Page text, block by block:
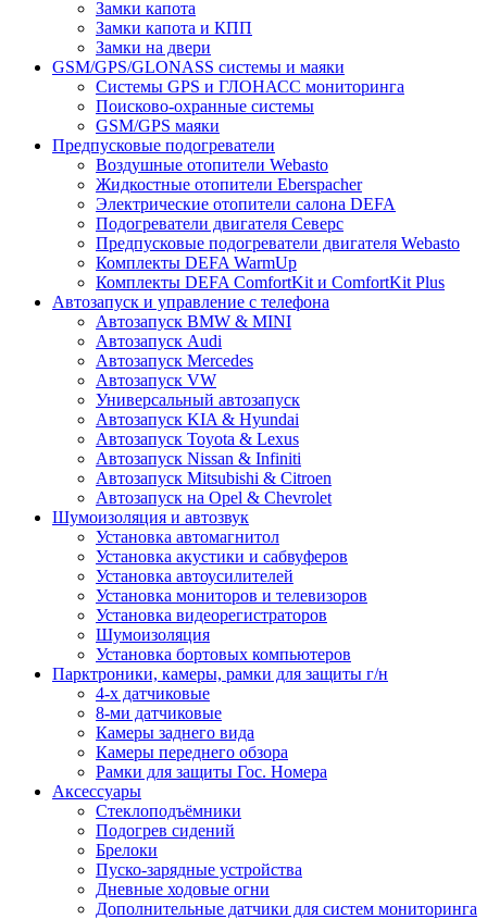
Замки капота
Замки капота и КПП
Замки на двери
GSM/GPS/GLONASS системы и маяки
Системы GPS и ГЛОНАСС мониторинга
Поисково-охранные системы
GSM/GPS маяки
Предпусковые подогреватели
Воздушные отопители Webasto
Жидкостные отопители Eberspacher
Электрические отопители салона DEFA
Подогреватели двигателя Северс
Предпусковые подогреватели двигателя Webasto
Комплекты DEFA WarmUp
Комплекты DEFA ComfortKit и ComfortKit Plus
Автозапуск и управление с телефона
Автозапуск BMW & MINI
Автозапуск Audi
Автозапуск Mercedes
Автозапуск VW
Универсальный автозапуск
Автозапуск KIA & Hyundai
Автозапуск Toyota & Lexus
Автозапуск Nissan & Infiniti
Автозапуск Mitsubishi & Citroen
Автозапуск на Opel & Chevrolet
Шумоизоляция и автозвук
Установка автомагнитол
Установка акустики и сабвуферов
Установка автоусилителей
Установка мониторов и телевизоров
Установка видеорегистраторов
Шумоизоляция
Установка бортовых компьютеров
Парктроники, камеры, рамки для защиты г/н
4-х датчиковые
8-ми датчиковые
Камеры заднего вида
Камеры переднего обзора
Рамки для защиты Гос. Номера
Аксессуары
Стеклоподъёмники
Подогрев сидений
Брелоки
Пуско-зарядные устройства
Дневные ходовые огни
Дополнительные датчики для систем мониторинга